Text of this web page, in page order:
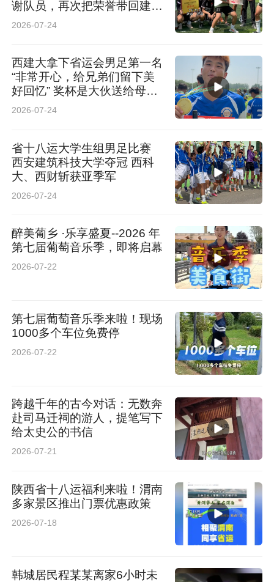
谢队员，再次把荣誉带回建
大”
2026-07-24
西建大拿下省运会男足第一名
“非常开心，给兄弟们留下美
好回忆” 奖杯是大伙送给母校
校庆的礼物
2026-07-24
省十八运大学生组男足比赛
西安建筑科技大学夺冠 西科
大、西财斩获亚季军
2026-07-24
醉美葡乡 ·乐享盛夏--2026 年
第七届葡萄音乐季，即将启幕
2026-07-22
第七届葡萄音乐季来啦！现场
1000多个车位免费停
2026-07-22
跨越千年的古今对话：无数奔
赴司马迁祠的游人，提笔写下
给太史公的书信
2026-07-21
陕西省十八运福利来啦！渭南
多家景区推出门票优惠政策
2026-07-18
韩城居民程某某离家6小时未